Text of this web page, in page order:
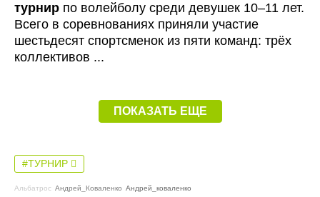
турнир по волейболу среди девушек 10–11 лет.
Всего в соревнованиях приняли участие
шестьдесят спортсменок из пяти команд: трёх
коллективов ...
ПОКАЗАТЬ ЕЩЕ
#ТУРНИР
Альбатрос Андрей_Коваленко Андрей_коваленко